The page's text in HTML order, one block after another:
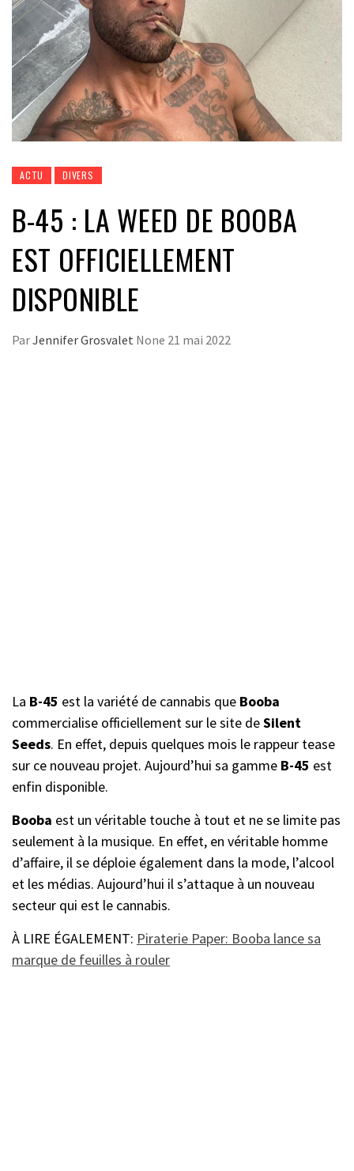
ACTU DIVERS
B-45 : LA WEED DE BOOBA
EST OFFICIELLEMENT
DISPONIBLE
ParJennifer Grosvalet None 21 mai 2022
La B-45 est la variété de cannabis que Booba
commercialise officiellement sur le site deSilent
Seeds. En effet, depuis quelques mois le rappeur tease
sur ce nouveau projet. Aujourd’hui sa gamme B-45 est
enfin disponible.
Booba est un véritable touche à tout et ne se limite pas
seulement à la musique. En effet, en véritable homme
d’affaire, il se déploie également dans la mode, l’alcool
et les médias. Aujourd’hui il s’attaque à un nouveau
secteur qui est le cannabis.
À LIRE ÉGALEMENT: Piraterie Paper: Booba lance sa
marque de feuilles à rouler